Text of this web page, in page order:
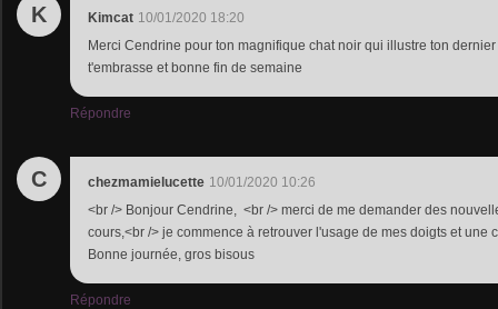
K Kimcat 10/01/2020 18:20
Merci Cendrine pour ton magnifique chat noir qui illustre ton
t'embrasse et bonne fin de semaine
Répondre
C chezmamielucette 10/01/2020 10:26
<br /> Bonjour Cendrine, <br /> merci de me demander des
cours,<br /> je commence à retrouver l'usage de mes doigts et une
Bonne journée, gros bisous
Répondre